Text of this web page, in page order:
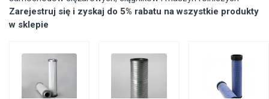
Zarejestruj się i zyskaj do 5% rabatu na wszystkie produkty
w sklepie